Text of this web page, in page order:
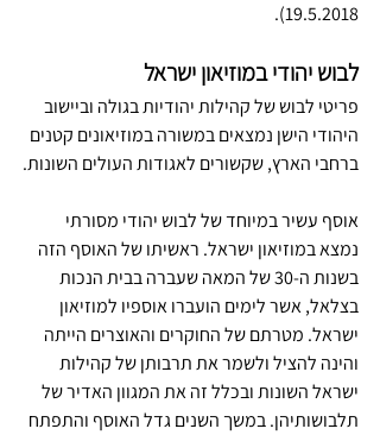
19.5.2018).
לבוש יהודי במוזיאון ישראל
פריטי לבוש של קהילות יהודיות בגולה וביישוב
היהודי הישן נמצאים במשורה במוזיאונים קטנים
ברחבי הארץ, שקשורים לאגודות העולים השונות.
אוסף עשיר במיוחד של לבוש יהודי מסורתי
נמצא במוזיאון ישראל. ראשיתו של האוסף הזה
בשנות ה-30 של המאה שעברה בבית הנכות
בצלאל, אשר לימים הועברו אוספיו למוזיאון
ישראל. מטרתם של החוקרים והאוצרים הייתה
והינה להציל ולשמר את תרבותן של קהילות
ישראל השונות ובכלל זה את המגוון האדיר של
תלבושותיהן. במשך השנים גדל האוסף והתפתח